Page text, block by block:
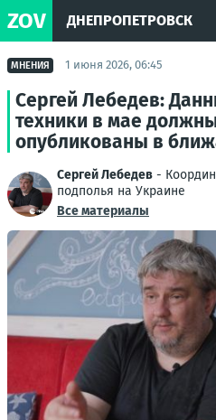
ZOV ДНЕПРОПЕТРОВСК
МНЕНИЯ 1 июня 2026, 06:45
Сергей Лебедев:
техники в мае
опубликованы в
Сергей Лебедев -
подполья на Украине
Все материалы